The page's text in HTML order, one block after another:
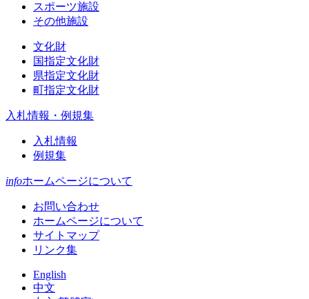
スポーツ施設
その他施設
文化財
国指定文化財
県指定文化財
町指定文化財
入札情報・例規集
入札情報
例規集
infoホームページについて
お問い合わせ
ホームページについて
サイトマップ
リンク集
English
中文